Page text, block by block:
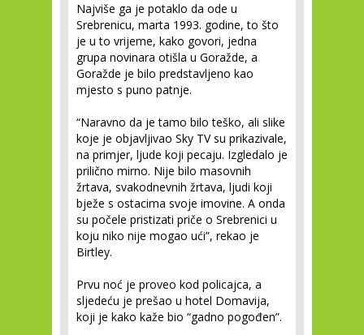
Najviše ga je potaklo da ode u
Srebrenicu, marta 1993. godine, to što
je u to vrijeme, kako govori, jedna
grupa novinara otišla u Goražde, a
Goražde je bilo predstavljeno kao
mjesto s puno patnje.
“Naravno da je tamo bilo teško, ali slike
koje je objavljivao Sky TV su prikazivale,
na primjer, ljude koji pecaju. Izgledalo je
prilično mirno. Nije bilo masovnih
žrtava, svakodnevnih žrtava, ljudi koji
bježe s ostacima svoje imovine. A onda
su počele pristizati priče o Srebrenici u
koju niko nije mogao ući”, rekao je
Birtley.
Prvu noć je proveo kod policajca, a
sljedeću je prešao u hotel Domavija,
koji je kako kaže bio “gadno pogođen”.